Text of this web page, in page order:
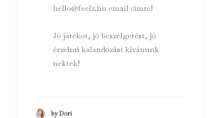
hello@feelz.hu email címre!
Jó játékot, jó beszélgetést, jó
érzelmi kalandozást kívánunk
nektek!
by Dori